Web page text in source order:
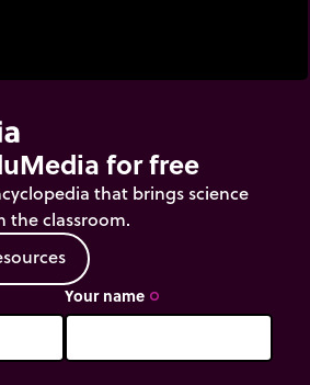
for free
that brings science
the classroom.
sources
Your name trip_origin